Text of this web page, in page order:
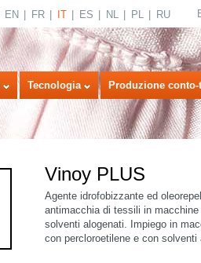
EN FR IT ES NL PL RU
Tecnologia Produzione conto-
Vinoy PLUS
Agente idrofobizzante ed
antimacchia di tessili in
solventi alogenati. Impiego in
con percloroetilene e con solventi